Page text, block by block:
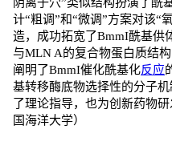
计“粗调”和“微调”方案对该“
造，成功拓宽了BmmI酰基供
与MLN A的复合物蛋白质结
阐明了BmmI催化酰基化反应
基转移酶底物选择性的分子
了理论指导，也为创新药物
国海洋大学）